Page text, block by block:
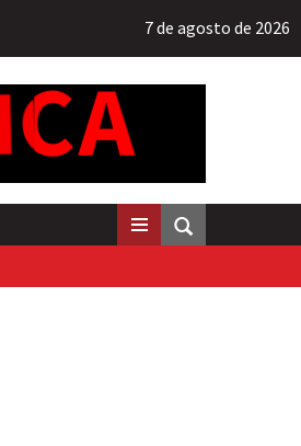
7 de agosto de 2026